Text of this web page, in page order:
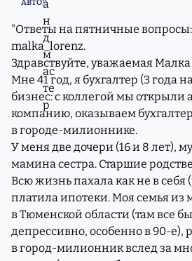
АВТОР
"Ответы на пятничные
malka_lorenz.
Здравствуйте, уважаемая
Мне 41 год, я бухгалтер (3 года
бизнес: с коллегой мы открыли
компанию, оказываем
в городе-милионнике.
У меня две дочери (16 и 8 лет),
мамина сестра. Старшие
Всю жизнь пахала как не в себя
платила ипотеки. Моя семья из
в Тюменской области (там все
депрессивно, особенно в 90-е),
в город-милионник вслед за